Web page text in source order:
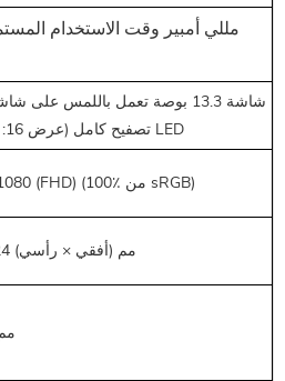
شاشة 13.3 بوصة تعمل باللمس
تصفيح كامل (عرض 16: 9) بإضاءة خلفية LED
1920 (RGB) × 1080 (FHD) (100٪ من sRGB)
293.76 × 165.24 مم (أفقي × رأسي)
0.051 ×